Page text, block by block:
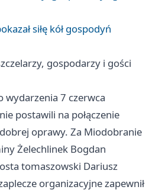
siłę kół gospodyń
gospodarzy i gości
wydarzenia 7 czerwca
postawili na połączenie
oprawy. Za Miodobranie
Żelechlinek Bogdan
tomaszowski Dariusz
organizacyjne zapewnił